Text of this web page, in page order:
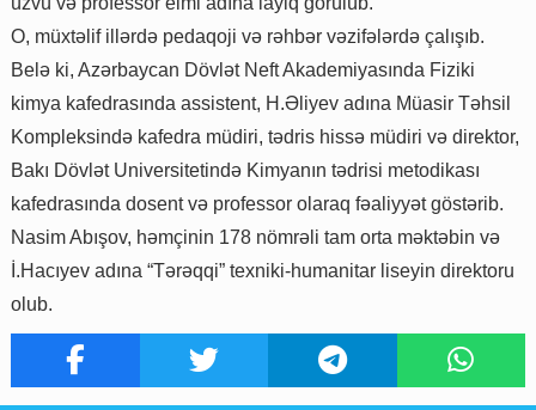
O, müxtəlif illərdə pedaqoji və rəhbər vəzifələrdə çalışıb.
Belə ki, Azərbaycan Dövlət Neft Akademiyasında Fiziki
kimya kafedrasında assistent, H.Əliyev adına Müasir Təhsil
Kompleksində kafedra müdiri, tədris hissə müdiri və direktor,
Bakı Dövlət Universitetində Kimyanın tədrisi metodikası
kafedrasında dosent və professor olaraq fəaliyyət göstərib.
Nasim Abışov, həmçinin 178 nömrəli tam orta məktəbin və
İ.Hacıyev adına “Tərəqqi” texniki-humanitar liseyin direktoru
olub.